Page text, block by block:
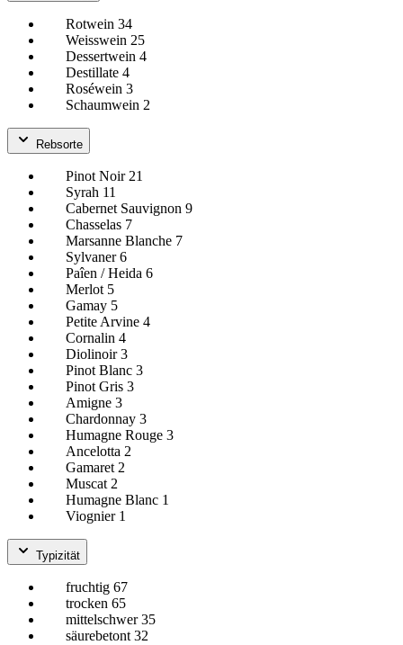
Rotwein 34
Weisswein 25
Dessertwein 4
Destillate 4
Roséwein 3
Schaumwein 2
Rebsorte
Pinot Noir 21
Syrah 11
Cabernet Sauvignon 9
Chasselas 7
Marsanne Blanche 7
Sylvaner6
Paîen / Heida 6
Merlot 5
Gamay 5
Petite Arvine 4
Cornalin 4
Diolinoir3
Pinot Blanc 3
Pinot Gris 3
Amigne 3
Chardonnay 3
Humagne Rouge 3
Ancelotta 2
Gamaret 2
Muscat 2
Humagne Blanc 1
Viognier 1
Typizität
fruchtig 67
trocken 65
mittelschwer35
säurebetont 32